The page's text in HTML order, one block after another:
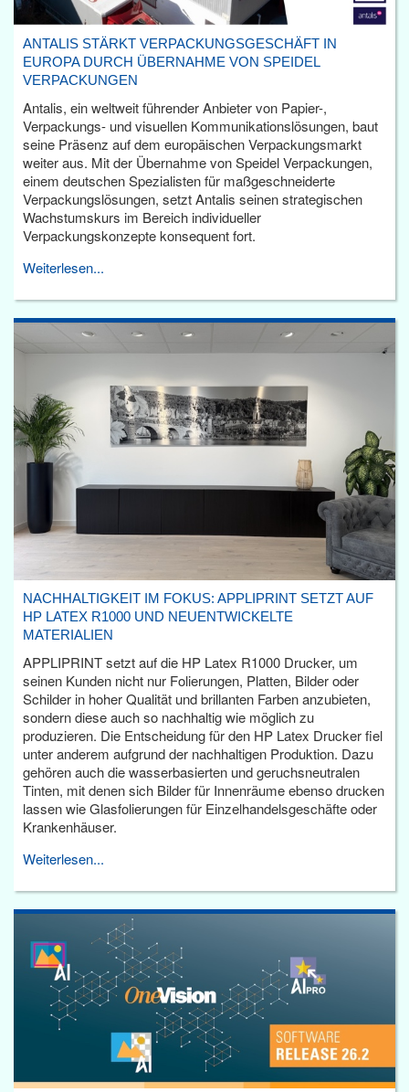
ANTALIS STÄRKT VERPACKUNGSGESCHÄFT IN
EUROPA DURCH ÜBERNAHME VON SPEIDEL
VERPACKUNGEN
Antalis, ein weltweit führender Anbieter von Papier-,
Verpackungs- und visuellen Kommunikationslösungen, baut
seine Präsenz auf dem europäischen Verpackungsmarkt
weiter aus. Mit der Übernahme von Speidel Verpackungen,
einem deutschen Spezialisten für maßgeschneiderte
Verpackungslösungen, setzt Antalis seinen strategischen
Wachstumskurs im Bereich individueller
Verpackungskonzepte konsequent fort.
Weiterlesen...
NACHHALTIGKEIT IM FOKUS: APPLIPRINT SETZT AUF
HP LATEX R1000 UND NEUENTWICKELTE
MATERIALIEN
APPLIPRINT setzt auf die HP Latex R1000 Drucker, um
seinen Kunden nicht nur Folierungen, Platten, Bilder oder
Schilder in hoher Qualität und brillanten Farben anzubieten,
sondern diese auch so nachhaltig wie möglich zu
produzieren. Die Entscheidung für den HP Latex Drucker fiel
unter anderem aufgrund der nachhaltigen Produktion. Dazu
gehören auch die wasserbasierten und geruchsneutralen
Tinten, mit denen sich Bilder für Innenräume ebenso drucken
lassen wie Glasfolierungen für Einzelhandelsgeschäfte oder
Krankenhäuser.
Weiterlesen...